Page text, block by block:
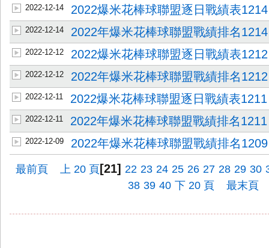
2022-12-14 2022爆米花棒球聯盟逐日戰績表1214
2022-12-14 2022年爆米花棒球聯盟戰績排名1214
2022-12-12 2022爆米花棒球聯盟逐日戰績表1212
2022-12-12 2022年爆米花棒球聯盟戰績排名1212
2022-12-11 2022爆米花棒球聯盟逐日戰績表1211
2022-12-11 2022年爆米花棒球聯盟戰績排名1211
2022-12-09 2022年爆米花棒球聯盟戰績排名1209
最前頁 上 20 頁[21] 22 23 24 25 26 27 28 29 30
38 39 40 下 20 頁 最末頁